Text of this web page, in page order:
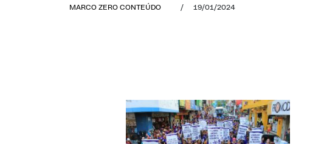
MARCO ZERO CONTEÚDO / 19/01/2024